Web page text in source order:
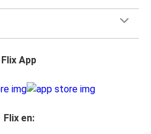
Flix App
Flix en: